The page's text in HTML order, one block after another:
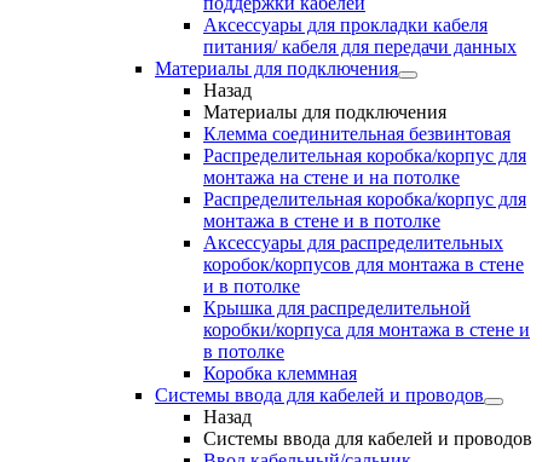
Аксессуары для прокладки кабеля
питания/ кабеля для передачи данных
Материалы для подключения
Назад
Материалы для подключения
Клемма соединительная безвинтовая
Распределительная коробка/корпус для
монтажа на стене и на потолке
Распределительная коробка/корпус для
монтажа в стене и в потолке
Аксессуары для распределительных
коробок/корпусов для монтажа в стене
и в потолке
Крышка для распределительной
коробки/корпуса для монтажа в стене и
в потолке
Коробка клеммная
Системы ввода для кабелей и проводов
Назад
Системы ввода для кабелей и проводов